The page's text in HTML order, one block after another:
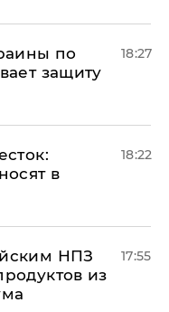
по
защиту
18:27
в
18:22
НПЗ
из
17:55